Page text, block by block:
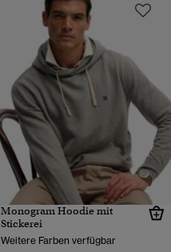
Monogram Hoodie mit
Stickerei
Weitere Farben verfügbar